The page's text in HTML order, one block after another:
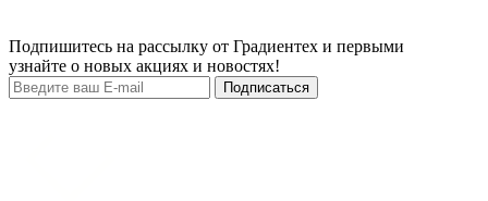
Подпишитесь на рассылку от Градиентех и первыми
узнайте о новых акциях и новостях!
Подписаться